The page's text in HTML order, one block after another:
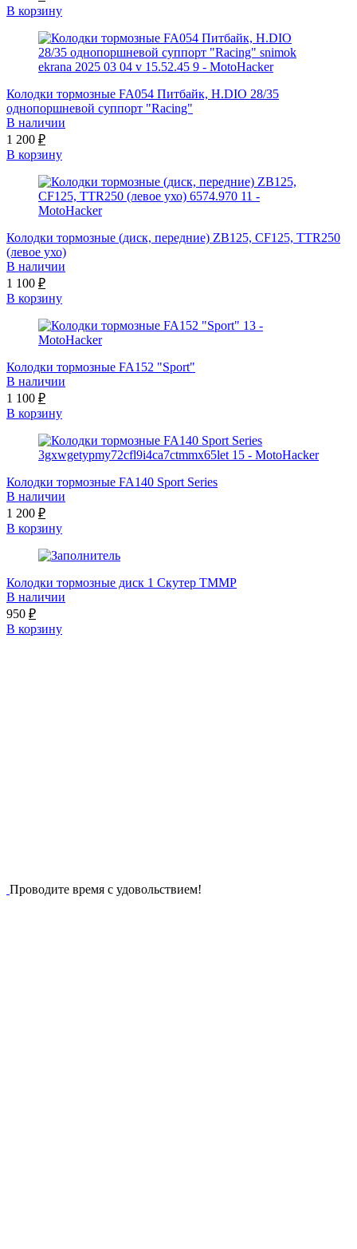
В корзину
Колодки тормозные FA054 Питбайк, H.DIO 28/35
однопоршневой суппорт "Racing"
В наличии
1 200 ₽
В корзину
Колодки тормозные (диск, передние) ZB125, CF125, TTR250
(левое ухо)
В наличии
1 100 ₽
В корзину
Колодки тормозные FA152 "Sport"
В наличии
1 100 ₽
В корзину
Колодки тормозные FA140 Sport Series
В наличии
1 200 ₽
В корзину
Колодки тормозные диск 1 Скутер TMMP
В наличии
950 ₽
В корзину
Проводите время с удовольствием!